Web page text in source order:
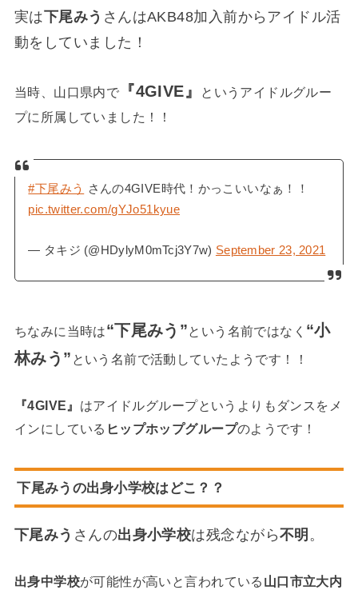
実は下尾みう さんはAKB48加入前からアイドル活
動をしていました！
当時、山口県内で 『4GIVE』
というアイドルグルー
プに所属していました！！
#下尾みう
さんの4GIVE時代！かっこいいなぁ！！
pic.twitter.com/gYJo51kyue
— タキジ (@HDylyM0mTcj3Y7w) September 23, 2021
ちなみに当時は“下尾みう”という名前ではなく “小
林みう” という名前で活動していたようです！！
『4GIVE 』 はアイドルグループというよりもダンスをメ
インにしている ヒップホップグループのようです！
下尾みうの出身小学校はどこ？？
下尾みう さんの出身小学校は残念ながら不明 。
出身中学校が可能性が高いと言われている 山口市立大内